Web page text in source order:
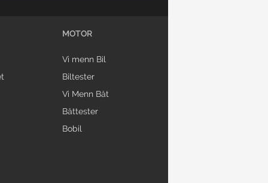
MOTOR
Vi menn Bil
Biltester
Vi Menn Båt
Båttester
Bobil